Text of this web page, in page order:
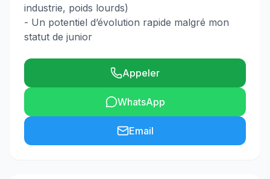
industrie, poids lourds)
- Un potentiel d’évolution rapide malgré mon
statut de junior
Appeler
WhatsApp
Email